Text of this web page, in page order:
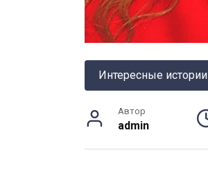
Интересные истории
Автор
admin